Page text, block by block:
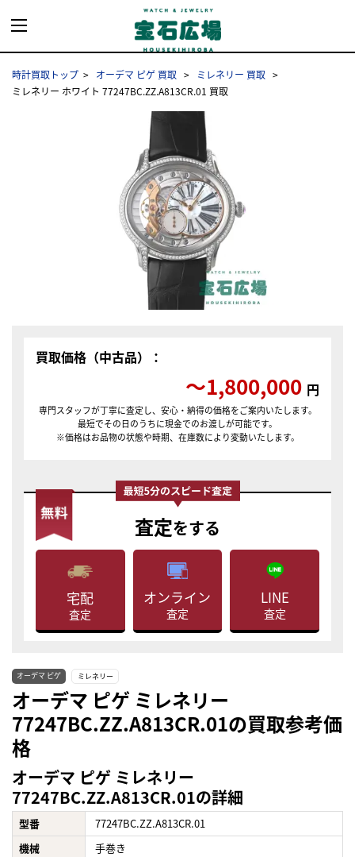
時計買取トップ オーデマ ピゲ 買取
ミレネリー 買取
ミレネリー ホワイト 77247BC.ZZ.A813CR.01 買取
買取価格（中古品）：
〜1,800,000 円
専門スタッフが丁寧に査定し、安心・納得の価格をご案内いたします。
最短でその日のうちに現金でのお渡しが可能です。
※価格はお品物の状態や時期、在庫数により変動いたします。
査定をする
宅配
査定
オンライン
査定
LINE
査定
オーデマ ピゲ ミレネリー
オーデマ ピゲ ミレネリー
77247BC.ZZ.A813CR.01の買取参考価
格
オーデマ ピゲ ミレネリー
77247BC.ZZ.A813CR.01の詳細
型番
77247BC.ZZ.A813CR.01
機械
手巻き